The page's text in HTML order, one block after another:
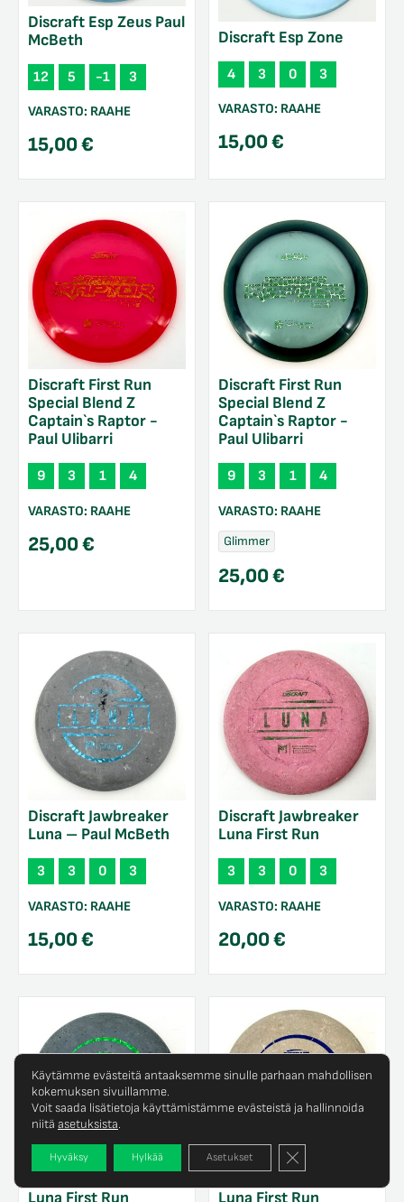
Discraft Esp Zeus Paul
McBeth
12 5 -1 3
VARASTO: RAAHE
15,00€
Discraft Esp Zone
4 3 0 3
VARASTO: RAAHE
15,00€
Discraft First Run
Special Blend Z
Captain`s Raptor -
Paul Ulibarri
9 3 1 4
VARASTO: RAAHE
25,00€
Discraft First Run
Special Blend Z
Captain`s Raptor -
Paul Ulibarri
9 3 1 4
VARASTO: RAAHE
Glimmer
25,00€
Discraft Jawbreaker
Luna – Paul McBeth
3 3 0 3
VARASTO: RAAHE
15,00€
Discraft Jawbreaker
Luna First Run
3 3 0 3
VARASTO: RAAHE
20,00€
Luna First Run
Luna First Run
Käytämme evästeitä antaaksemme sinulle parhaan mahdollisen
kokemuksen sivuillamme.
Voit saada lisätietoja käyttämistämme evästeistä ja hallinnoida
niitä asetuksista.
Hyväksy Hylkää Asetukset Sulje evästebanneri